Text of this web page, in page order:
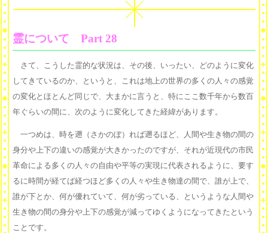
霊について Part 28
さて、こうした霊的な状況は、その後、いったい、どのように変化
してきているのか、というと、これは地上の世界の多くの人々の感覚
の変化とほとんど同じで、大まかに言うと、特にここ数千年から数百
年ぐらいの間に、次のように変化してきた経緯があります。
一つめは、時を遡（さかのぼ）れば遡るほど、人間や生き物の間の
身分や上下の違いの感覚が大きかったのですが、それが近現代の市民
革命による多くの人々の自由や平等の実現に代表されるように、要す
るに時間が経てば経つほど多くの人々や生き物達の間で、誰が上で、
誰が下とか、何が優れていて、何が劣っている、というような人間や
生き物の間の身分や上下の感覚が減ってゆくようになってきたという
ことです。